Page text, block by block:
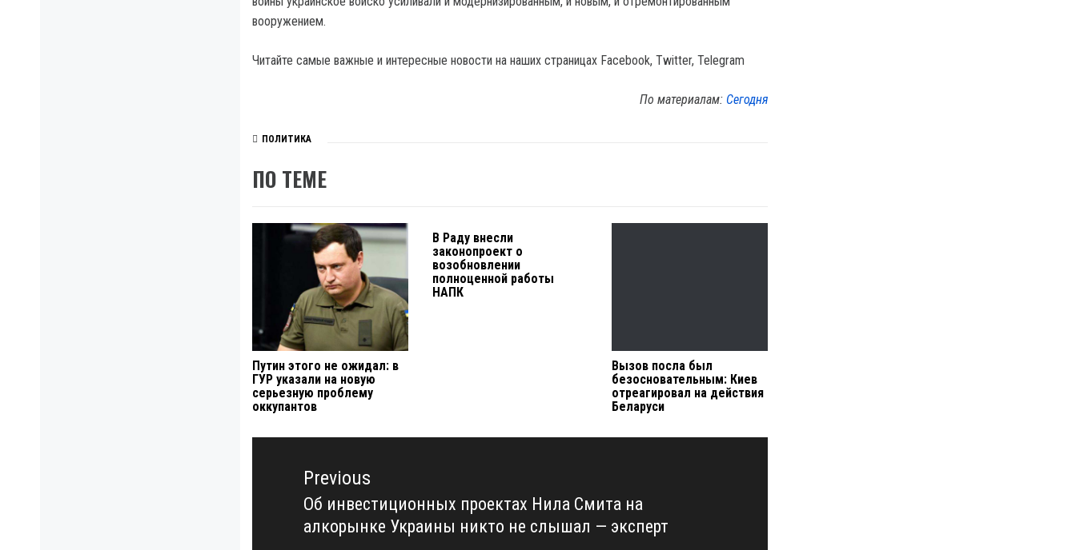
вооружением.
Читайте самые важные и интересные новости на наших страницах Facebook, Twitter, Telegram
По материалам: Сегодня
ПОЛИТИКА
ПО ТЕМЕ
Путин этого не ожидал: в
ГУР указали на новую
серьезную проблему
оккупантов
В Раду внесли
законопроект о
возобновлении
полноценной работы
НАПК
Вызов посла был
безосновательным: Киев
отреагировал на действия
Беларуси
Навигация
записямPrevious
Previous
post:
Об инвестиционных проектах Нила Смита на
алкорынке Украины никто не слышал — эксперт